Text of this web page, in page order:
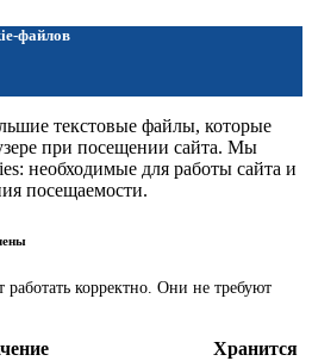
файлов
текстовые файлы, которые
при посещении сайта. Мы
необходимые для работы сайта и
посещаемости.
работать корректно. Они не требуют
Хранится